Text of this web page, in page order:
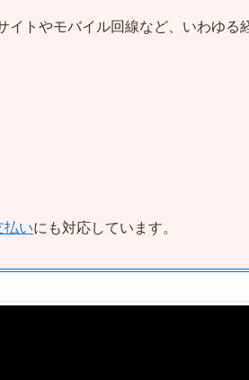
イトやモバイル回線など、いわゆる
いにも対応しています。